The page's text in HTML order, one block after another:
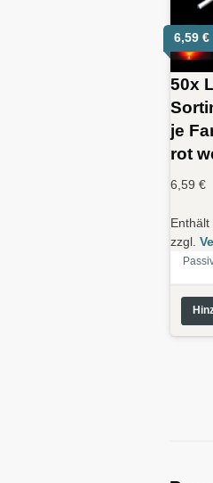
6,59 €
50x
je
rot
6,59 €
Enthält
zzgl.